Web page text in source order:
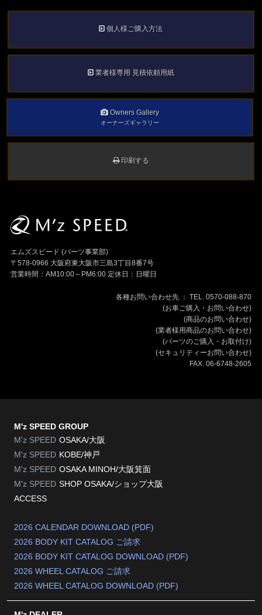
個人様ご購入方法
業者様専用 見積依頼用紙
Owners Gallery
オーナーズギャラリー
印刷する
エムズスピード (パーツ事業部)
〒578-0966 大阪府東大阪市三島3丁目8番7号
営業時間：AM10:00～PM6:00 定休日：日曜日
各種お問い合わせ先 ： TEL. 0570-088-870
(お車ご購入・お問い合わせ)
(商品のお問い合わせ)
(業者様用商品のお問い合わせ)
(パーツのご購入・お取付け)
(セキュリティーお問い合わせ)
FAX. 06-6748-2605
M'z SPEED GROUP
M'z SPEED OSAKA/大阪
M'z SPEED KOBE/神戸
M'z SPEED OSAKA MINOH/大阪箕面
M'z SPEED SHOP OSAKA/ショップ大阪
ACCESS
2026 CALENDAR DOWNLOAD (PDF)
2026 BODY KIT CATALOG ご請求
2026 BODY KIT CATALOG DOWNLOAD (PDF)
2026 WHEEL CATALOG ご請求
2026 WHEEL CATALOG DOWNLOAD (PDF)